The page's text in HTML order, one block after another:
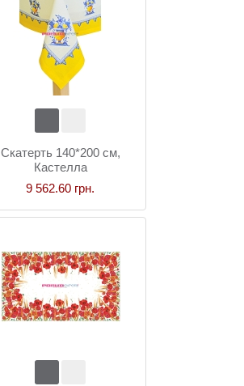
Скатерть 140*200 см,
Кастелла
9 562.60 грн.